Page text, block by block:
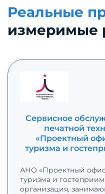
Реальные
измеримые
Сервисное
печатной
«Проектный
туризма и
АНО «Проектный
туризма и
организация,